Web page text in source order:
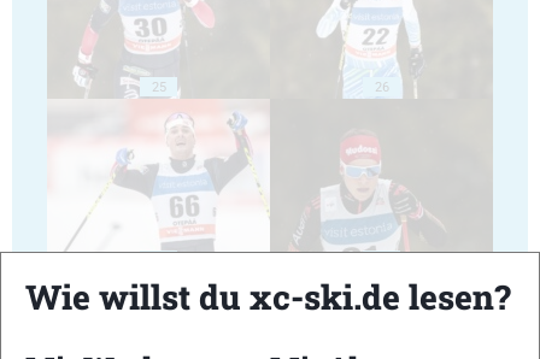
25 26
Wie willst du xc-ski.de lesen?